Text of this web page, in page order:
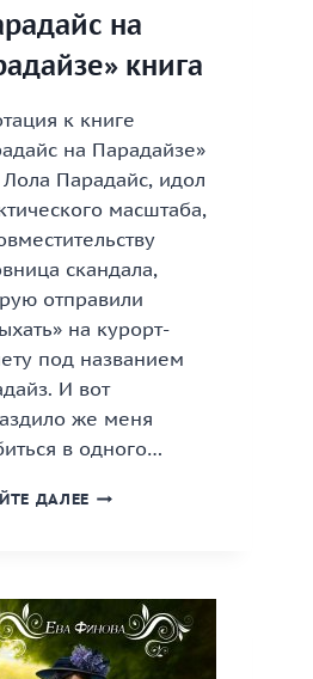
на
книга
к книге
на Парадайзе»
Парадайс, идол
масштаба,
скандала,
отправили
на курорт-
под названием
И вот
же меня
в одного…
ДАЛЕЕ «ПАРАДАЙС